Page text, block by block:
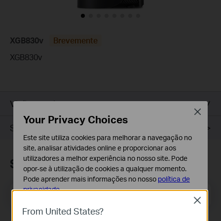
XGB830v
Brevemente
XGB830v
Visão geral
Suporte
Subscrição
Email Address Inscreva-se
From United States?
Close
Your Privacy Choices
Este site utiliza cookies para melhorar a navegação no
site, analisar atividades online e proporcionar aos
utilizadores a melhor experiência no nosso site. Pode
opor-se à utilização de cookies a qualquer momento.
Pode aprender mais informações no nosso política de
privacidade.
Cookies Básicos
Os cookies são necessários para o funcionamento do
Close